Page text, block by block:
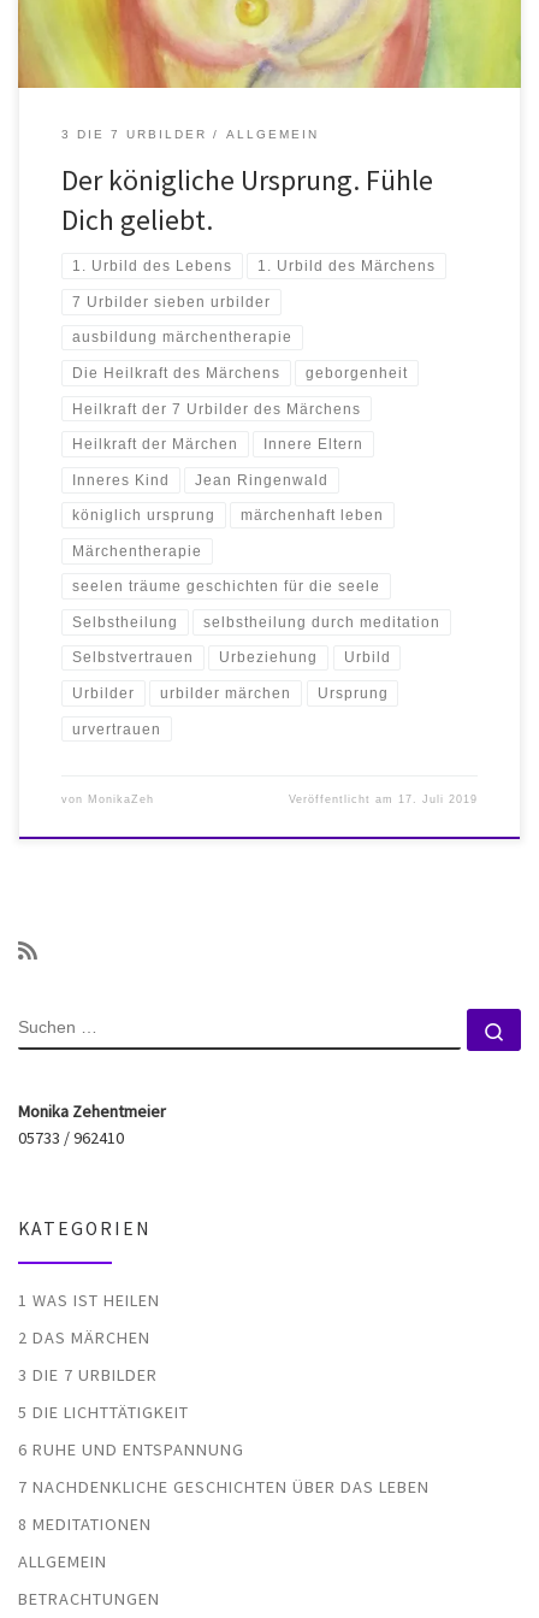
3 DIE 7 URBILDER ALLGEMEIN
Der königliche Ursprung. Fühle
Dich geliebt.
1. Urbild des Lebens 1. Urbild des Märchens
7 Urbilder sieben urbilder
ausbildung märchentherapie
Die Heilkraft des Märchens geborgenheit
Heilkraft der 7 Urbilder des Märchens
Heilkraft der Märchen Innere Eltern
Inneres Kind Jean Ringenwald
königlich ursprung märchenhaft leben
Märchentherapie
seelen träume geschichten für die seele
Selbstheilung selbstheilung durch meditation
Selbstvertrauen Urbeziehung Urbild
Urbilder urbilder märchen Ursprung
urvertrauen
von MonikaZeh Veröffentlicht am 17. Juli 2019
SUCHE
Monika Zehentmeier
05733 / 962410
KATEGORIEN
1 WAS IST HEILEN
2 DAS MÄRCHEN
3 DIE 7 URBILDER
5 DIE LICHTTÄTIGKEIT
6 RUHE UND ENTSPANNUNG
7 NACHDENKLICHE GESCHICHTEN ÜBER DAS LEBEN
8 MEDITATIONEN
ALLGEMEIN
BETRACHTUNGEN